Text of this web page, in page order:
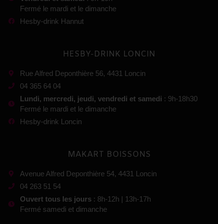
Fermé le mardi et le dimanche
Hesby-drink Hannut
HESBY-DRINK LONCIN
Rue Alfred Deponthière 56, 4431 Loncin
04 365 64 04
Lundi, mercredi, jeudi, vendredi et samedi : 9h-18h30
Fermé le mardi et le dimanche
Hesby-drink Loncin
MAKART BOISSONS
Avenue Alfred Deponthière 54, 4431 Loncin
04 263 51 54
Ouvert tous les jours : 8h-12h | 13h-17h
Fermé samedi et dimanche